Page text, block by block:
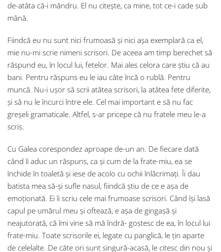
de-atâta că-i mândru. El nu citește, ca mine, tot ce-i cade sub
mână.
Fiindcă eu nu sunt nici frumoasă și nici așa exemplară ca el,
mie nu-mi scrie nimeni scrisori. De aceea am timp berechet să
răspund eu, în locul lui, fetelor. Mai ales celora care știu că au
bani. Pentru răspuns eu le iau câte încă o rublă. Pentru
muncă. Nu-i ușor să scrii atâtea scrisori, la atâtea fete diferite,
și să nu le încurci între ele. Cel mai important e să nu fac
greșeli gramaticale. Altfel, s-ar pricepe că nu fratele meu le-a
scris.
Cu Galea corespondez aproape de-un an. De fiecare dată
când îi aduc un răspuns, ca și cum de la frate-miu, ea se
închide în toaletă și iese de acolo cu ochii înlăcrimați. Îi dau
batista mea să-și sufle nasul, fiindcă știu de ce e așa de
emoționată. Ei îi scriu cele mai frumoase scrisori. Când își lasă
capul pe umărul meu și oftează, e așa de gingașă și
neajutorată, că îmi vine să mă îndră- gostesc de ea, în locul lui
frate-miu. Toate scrisorile ei, legate cu panglică, le țin aparte
de celelalte. De câte ori sunt singură-acasă, le citesc din nou și